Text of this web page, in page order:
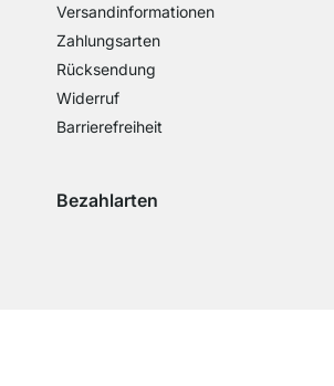
Versandinformationen
Zahlungsarten
Rücksendung
Widerruf
Barrierefreiheit
Bezahlarten
Zahlung mit